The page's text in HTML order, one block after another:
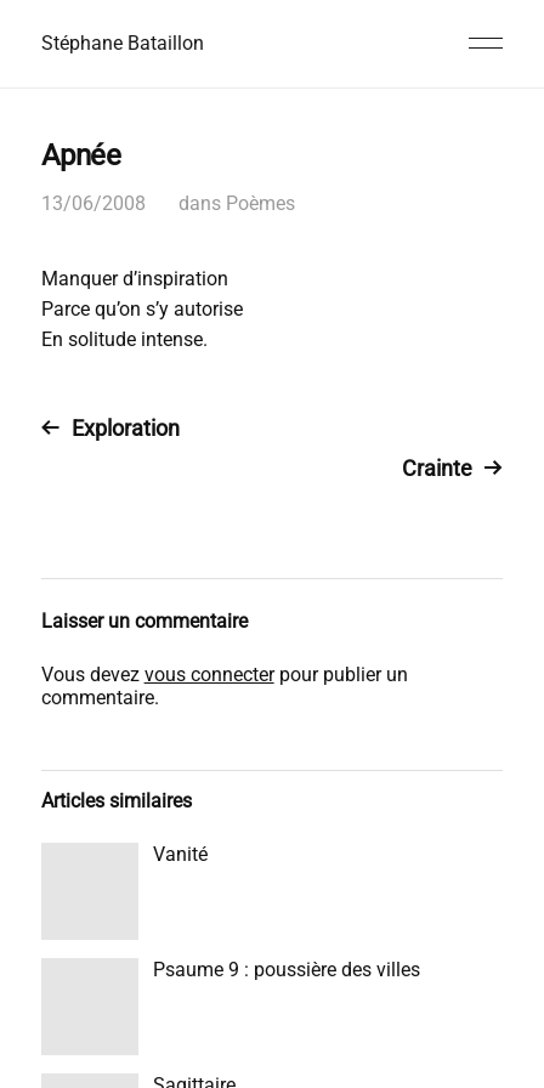
Stéphane Bataillon
Apnée
13/06/2008 dans Poèmes
Manquer d’inspiration
Parce qu’on s’y autorise
En solitude intense.
Exploration
Crainte
Laisser un commentaire
Vous devez vous connecterpour publier un
commentaire.
Articles similaires
Vanité
Psaume 9 : poussière des villes